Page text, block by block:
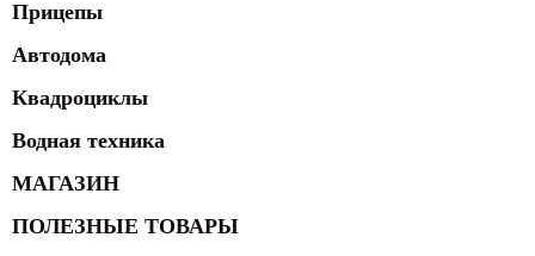
Прицепы
Автодома
Квадроциклы
Водная техника
МАГАЗИН
ПОЛЕЗНЫЕ ТОВАРЫ